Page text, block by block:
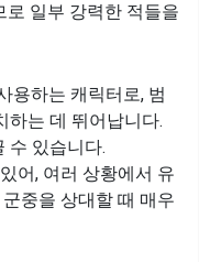
로 일부 강력한 적들을
용하는 캐릭터로, 범
하는 데 뛰어납니다.
수 있습니다.
어, 여러 상황에서 유
중을 상대할 때 매우